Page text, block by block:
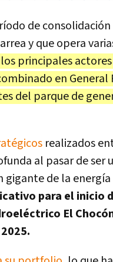
de
y que opera
principales
en General
del parque de
realizados
al pasar de ser
gigante de la
para el inicio
El